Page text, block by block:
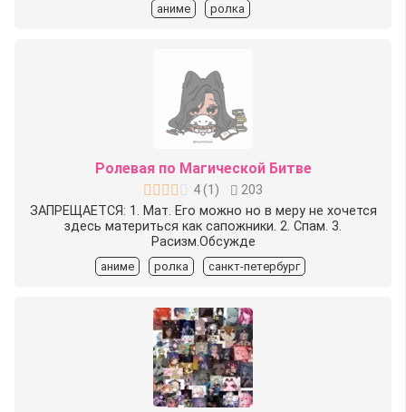
аниме ролка
Ролевая по Магической Битве
4(1 )
203
ЗАПРЕЩАЕТСЯ: 1. Мат. Его можно но в меру не хочется
здесь материться как сапожники. 2. Спам. 3.
Расизм.Обсужде
аниме ролка санкт-петербург